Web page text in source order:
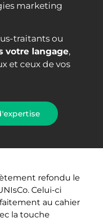
marketing
traitants ou
votre langage,
et ceux de vos
refondu le
Celui-ci
au cahier
la touche